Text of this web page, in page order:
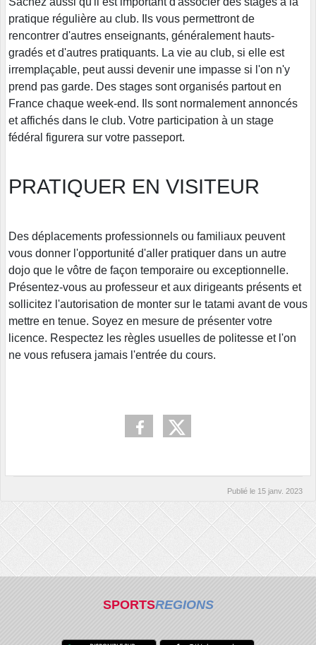
pratique régulière au club. Ils vous permettront de
rencontrer d'autres enseignants, généralement hauts-
gradés et d'autres pratiquants. La vie au club, si elle est
irremplaçable, peut aussi devenir une impasse si l'on n'y
prend pas garde. Des stages sont organisés partout en
France chaque week-end. Ils sont normalement annoncés
et affichés dans le club. Votre participation à un stage
fédéral figurera sur votre passeport.
PRATIQUER EN VISITEUR
Des déplacements professionnels ou familiaux peuvent
vous donner l'opportunité d'aller pratiquer dans un autre
dojo que le vôtre de façon temporaire ou exceptionnelle.
Présentez-vous au professeur et aux dirigeants présents et
sollicitez l'autorisation de monter sur le tatami avant de vous
mettre en tenue. Soyez en mesure de présenter votre
licence. Respectez les règles usuelles de politesse et l'on
ne vous refusera jamais l'entrée du cours.
Publié le 15 janv. 2023
SPORTSREGIONS